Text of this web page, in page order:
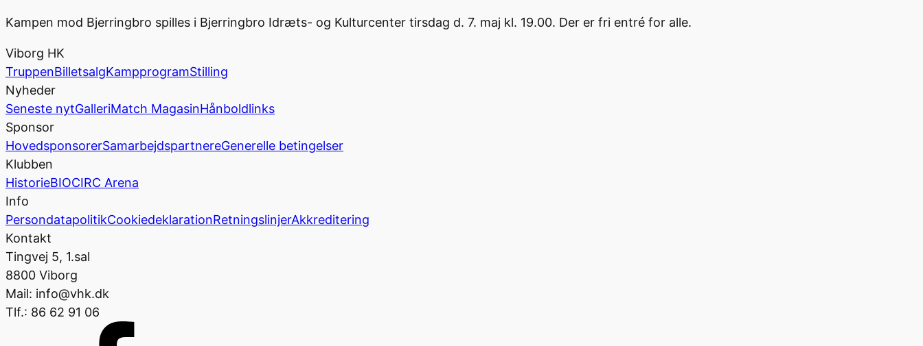
Kampen mod Bjerringbro spilles i Bjerringbro Idræts- og Kulturcenter tirsdag d. 7. maj kl. 19.00. Der er fri entré for alle.
Viborg HK
TruppenBilletsalgKampprogramStilling
Nyheder
Seneste nytGalleriMatch MagasinHånboldlinks
Sponsor
HovedsponsorerSamarbejdspartnereGenerelle betingelser
Klubben
HistorieBIOCIRC Arena
Info
PersondatapolitikCookiedeklarationRetningslinjerAkkreditering
Kontakt
Tingvej 5, 1.sal
8800 Viborg
Mail: info@vhk.dk
Tlf.: 86 62 91 06